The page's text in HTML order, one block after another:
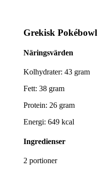
Grekisk Pokébowl
Näringsvärden
Kolhydrater: 43 gram
Fett: 38 gram
Protein: 26 gram
Energi: 649 kcal
Ingredienser
2 portioner